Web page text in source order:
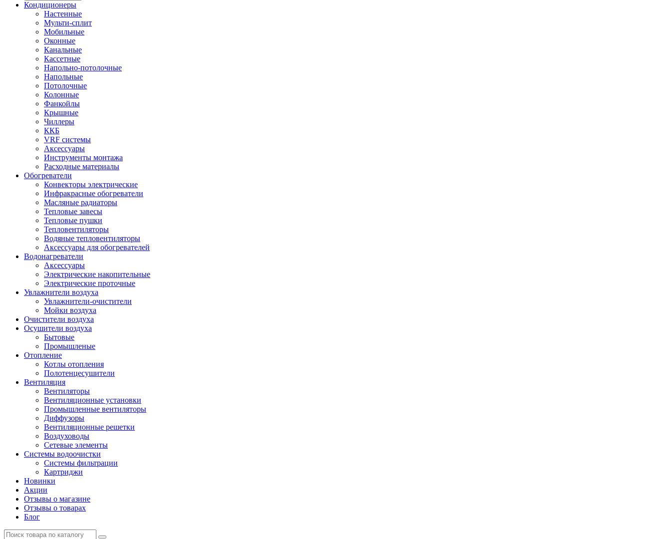
Кондиционеры
Настенные
Мульти-сплит
Мобильные
Оконные
Канальные
Кассетные
Напольно-потолочные
Напольные
Потолочные
Колонные
Фанкойлы
Крышные
Чиллеры
ККБ
VRF системы
Аксессуары
Инструменты монтажа
Расходные материалы
Обогреватели
Конвекторы электрические
Инфракрасные обогреватели
Масляные радиаторы
Тепловые завесы
Тепловые пушки
Тепловентиляторы
Водяные тепловентиляторы
Аксессуары для обогревателей
Водонагреватели
Аксессуары
Электрические накопительные
Электрические проточные
Увлажнители воздуха
Увлажнители-очистители
Мойки воздуха
Очистители воздуха
Осушители воздуха
Бытовые
Промышленые
Отопление
Котлы отопления
Полотенцесушители
Вентиляция
Вентиляторы
Вентиляционные установки
Промышленные вентиляторы
Диффузоры
Вентиляционные решетки
Воздуховоды
Сетевые элементы
Системы водоочистки
Системы фильтрации
Картриджи
Новинки
Акции
Отзывы о магазине
Отзывы о товарах
Блог